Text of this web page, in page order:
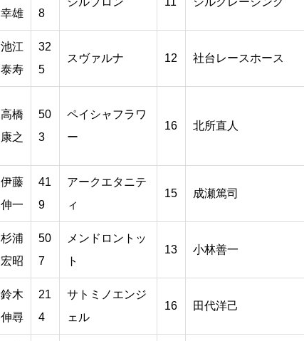
幸雄
8
池江
泰寿
32
5
スヴァルナ 12 社台レースホース
高橋
康之
50
3
ペイシャフラワ
ー
16 北所直人
伊藤
伸一
41
9
アークエタニテ
ィ
15 成瀬篤司
杉浦
宏昭
50
7
メンドロントッ
ト
13 小林善一
鈴木
伸尋
21
4
サトミノエンジ
ェル
16 田代洋己